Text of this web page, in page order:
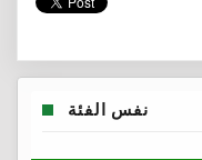
نفس الفئة